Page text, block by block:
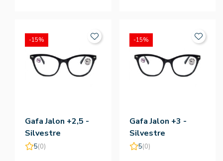
Gafa Jalon +2,5 -
Silvestre
5(0)
-15%
Gafa Jalon +3 -
Silvestre
5(0)
-15%